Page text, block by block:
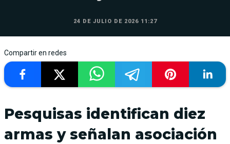
24 DE JULIO DE 2026 11:27
Compartir en redes
Pesquisas identifican diez
armas y señalan asociación